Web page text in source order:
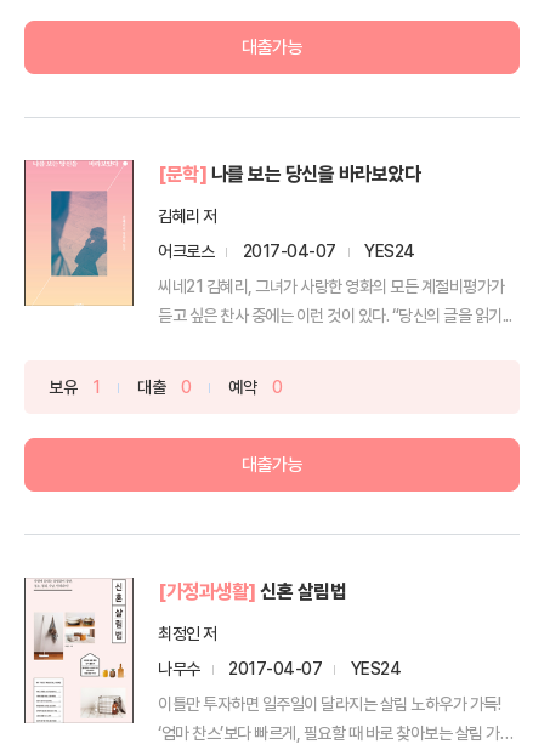
대출가능
[문학] 나를 보는 당신을 바라보았다
김혜리 저
어크로스
2017-04-07
YES24
씨네21 김혜리, 그녀가 사랑한 영화의 모든 계절비평가가
듣고 싶은 찬사 중에는 이런 것이 있다. “당신의 글을 읽기...
보유 1 대출 0 예약 0
대출가능
[가정과생활] 신혼 살림법
최정인 저
나무수
2017-04-07
YES24
이틀만 투자하면 일주일이 달라지는 살림 노하우가 가득!
‘엄마 찬스’보다 빠르게, 필요할 때 바로 찾아보는 살림 가